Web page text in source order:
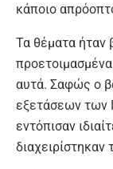
κάποιο
Τα θέματα ήταν
αυτά. Σαφώς ο
εξετάσεων των
εντόπισαν